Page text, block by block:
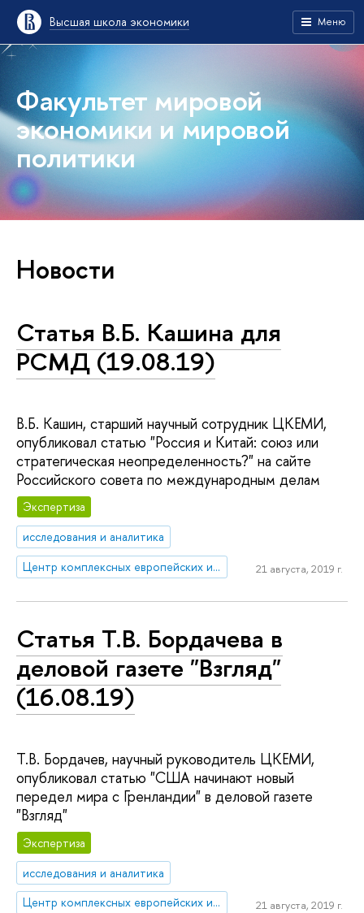
Высшая школа экономики Меню
Факультет мировой
экономики и мировой
политики
Новости
Статья В.Б. Кашина для
РСМД (19.08.19)
В.Б. Кашин, старший научный сотрудник ЦКЕМИ,
опубликовал статью "Россия и Китай: союз или
стратегическая неопределенность?" на сайте
Российского совета по международным делам
Экспертиза
исследования и аналитика
Центр комплексных европейских и международных исследований (ЦКЕМИ)
21 августа, 2019 г.
Статья Т.В. Бордачева в
деловой газете "Взгляд"
(16.08.19)
Т.В. Бордачев, научный руководитель ЦКЕМИ,
опубликовал статью "США начинают новый
передел мира с Гренландии" в деловой газете
"Взгляд"
Экспертиза
исследования и аналитика
Центр комплексных европейских и международных исследований (ЦКЕМИ)
21 августа, 2019 г.